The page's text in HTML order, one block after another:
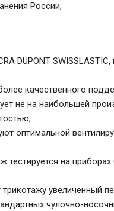
России;
DUPONT
качественного
не на наибольшей
оптимальной
на
увеличенный
чулочно-